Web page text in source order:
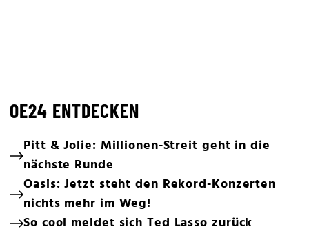
OE24 ENTDECKEN
Pitt & Jolie: Millionen-Streit geht in die
nächste Runde
Oasis: Jetzt steht den Rekord-Konzerten
nichts mehr im Weg!
So cool meldet sich Ted Lasso zurück